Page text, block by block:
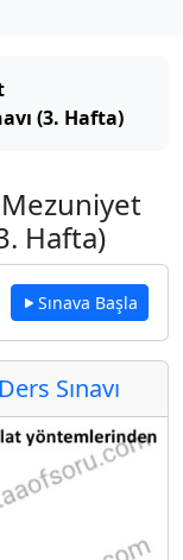
(3. Hafta)
Hafta)
Sınava Başla
Sınavı